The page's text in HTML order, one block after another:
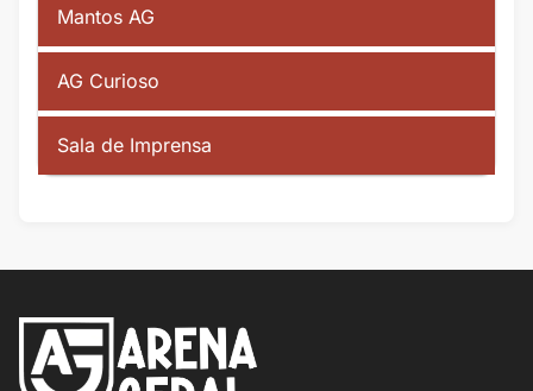
Mantos AG
AG Curioso
Sala de Imprensa